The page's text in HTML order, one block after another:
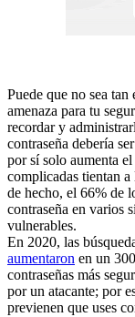
Puede que no sea
amenaza para tu
recordar y
contraseña debería
por sí solo aumenta
complicadas tientan a
de hecho, el 66% de
contraseña en varios
vulnerables.
En 2020, las
aumentaron en un
contraseñas más
por un atacante; por
previenen que uses